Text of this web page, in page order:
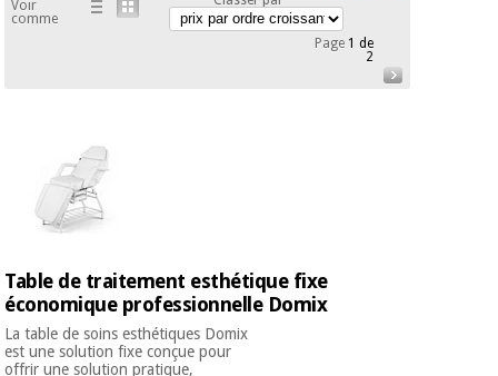
Tech
Fisaude
équipement
médical
Mobilier
clinique
thérapeutiques
Matériel de
protection
essentiel
Académie
Médecine
traditionnelle
Mobilier
clinique
Voir
comme
Page1 de
2
Table de traitement esthétique fixe
économique professionnelle Domix
La table de soins esthétiques Domix
est une solution fixe conçue pour
offrir une solution pratique,